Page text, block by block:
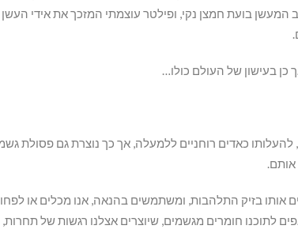
המעשן בועת חמצן נקי, ופילטר עוצמתי המזכך את אידי
כן בעישון של העולם כולו…
כאדים רוחניים ללמעלה, אך כך נוצרת גם פסולת
אותם.
אותו בזיק התלהבות, ומשתמשים בהנאה, אנו מכלים או
לתוכנו חומרים מגשמים, שיוצרים אצלנו רגשות של